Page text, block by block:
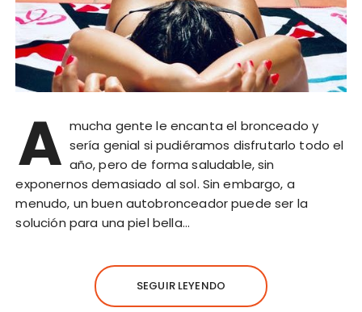
A mucha gente le encanta el bronceado y
sería genial si pudiéramos disfrutarlo todo el
año, pero de forma saludable, sin
exponernos demasiado al sol. Sin embargo, a
menudo, un buen autobronceador puede ser la
solución para una piel bella…
SEGUIR LEYENDO